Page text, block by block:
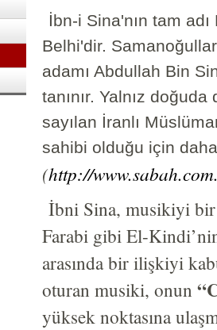
İbn-i Sina'nın tam
Belhi'dir.
adamı Abdullah Bin
tanınır. Yalnız
sayılan İranlı
sahibi olduğu için
(http://
İbni Sina, musikiyi bir
Farabi gibi El-
arasında bir ilişkiyi
oturan musiki, onun
yüksek noktasına